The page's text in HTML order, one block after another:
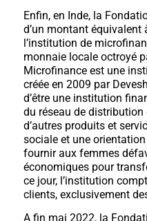
Enfin, en Inde, la
d’un montant équivalent
l’institution de
monnaie locale octroyé
Microfinance est une
créée en 2009 par
d’être une institution
du réseau de
d’autres produits et
sociale et une
fournir aux femmes
économiques pour
ce jour, l’institution
clients, exclusivement
A fin mai 2022, la